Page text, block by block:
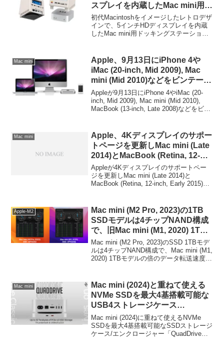
スプレイを内蔵したMac mini用ド
ッキングステーション「Wokyis
M5」のThunderbolt 5(80Gbps)
モデルが初タイムセール中。
初代Macintoshをイメージしたレトロデザ
インで、5インチHDディスプレイを内蔵
したMac mini用ドッキングステーション
ます。詳細...
Mac mini
Apple、9月13日にiPhone 4や
iMac (20-inch, Mid 2009), Mac
mini (Mid 2010)などをビンテー
ジ/オブソリート製品に追加？
Appleが9月13日にiPhone 4やiMac (20-
inch, Mid 2009), Mac mini (Mid 2010),
MacBook (13-inch, Late 2008)などをビン
Mac mini
Apple、4Kディスプレイのサポー
トページを更新しMac mini (Late
2014)とMacBook (Retina, 12-
inch, Early 2015)を4K＠60Hz対
応のMac一覧から削除。
Appleが4Kディスプレイのサポートペー
ジを更新しMac mini (Late 2014)と
MacBook (Retina, 12-inch, Early 2015)を
Apple-M2
Mac mini (M2 Pro, 2023)の1TB
SSDモデルは4チップNAND構成
で、旧Mac mini (M1, 2020) 1TB
モデルの2倍のデータ転送速度
6GB/sに。
Mac mini (M2 Pro, 2023)のSSD 1TBモデ
ルは4チップNAND構成で、Mac mini (M1,
2020) 1TBモデルの倍のデータ転送速度
Mac mini
Mac mini (2024)と重ねて使える
NVMe SSDを最大4基搭載可能な
USB4ストレージケース
「QuadDrive」がKickstarterで
発売キャンペーンを開始。
Mac mini (2024)に重ねて使えるNVMe
SSDを最大4基搭載可能なSSDストレージ
ケース/エンクロージャー「QuadDrive」